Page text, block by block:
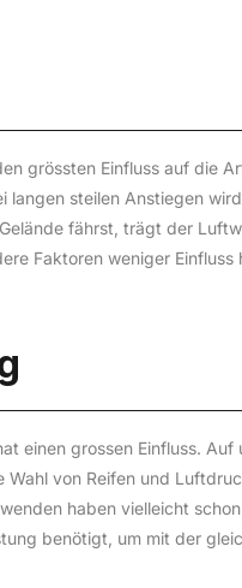
grössten Einfluss auf die
langen steilen Anstiegen
fährst, trägt der
Faktoren weniger Einfluss
einen grossen Einfluss.
Wahl von Reifen und
haben vielleicht
benötigt, um mit der